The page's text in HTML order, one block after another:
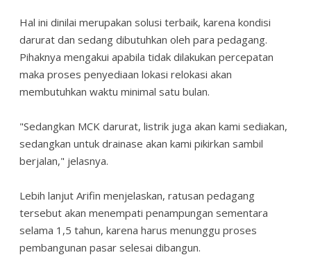
Hal ini dinilai merupakan solusi terbaik, karena kondisi
darurat dan sedang dibutuhkan oleh para pedagang.
Pihaknya mengakui apabila tidak dilakukan percepatan
maka proses penyediaan lokasi relokasi akan
membutuhkan waktu minimal satu bulan.
"Sedangkan MCK darurat, listrik juga akan kami sediakan,
sedangkan untuk drainase akan kami pikirkan sambil
berjalan," jelasnya.
Lebih lanjut Arifin menjelaskan, ratusan pedagang
tersebut akan menempati penampungan sementara
selama 1,5 tahun, karena harus menunggu proses
pembangunan pasar selesai dibangun.